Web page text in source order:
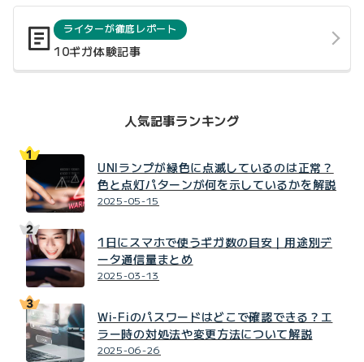
ライターが徹底レポート
10ギガ体験記事
人気記事ランキング
UNIランプが緑色に点滅しているのは正常？
色と点灯パターンが何を示しているかを解説
2025-05-15
1日にスマホで使うギガ数の目安｜用途別デ
ータ通信量まとめ
2025-03-13
Wi-Fiのパスワードはどこで確認できる？エ
ラー時の対処法や変更方法について解説
2025-06-26